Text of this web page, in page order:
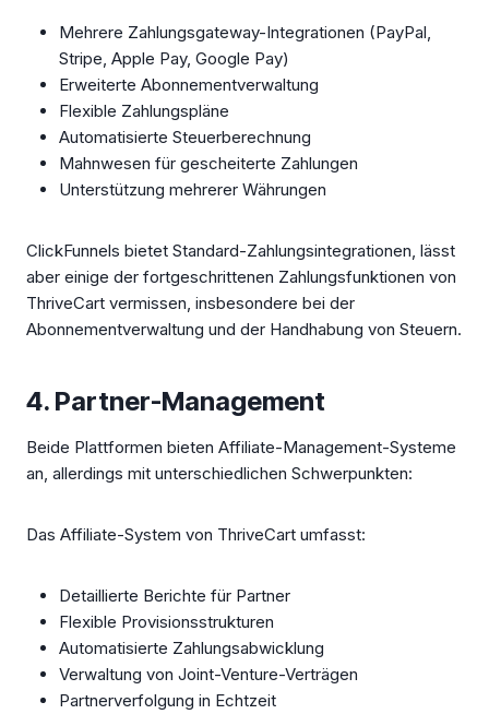
Mehrere Zahlungsgateway-Integrationen (PayPal,
Stripe, Apple Pay, Google Pay)
Erweiterte Abonnementverwaltung
Flexible Zahlungspläne
Automatisierte Steuerberechnung
Mahnwesen für gescheiterte Zahlungen
Unterstützung mehrerer Währungen
ClickFunnels bietet Standard-Zahlungsintegrationen, lässt
aber einige der fortgeschrittenen Zahlungsfunktionen von
ThriveCart vermissen, insbesondere bei der
Abonnementverwaltung und der Handhabung von Steuern.
4. Partner-Management
Beide Plattformen bieten Affiliate-Management-Systeme
an, allerdings mit unterschiedlichen Schwerpunkten:
Das Affiliate-System von ThriveCart umfasst:
Detaillierte Berichte für Partner
Flexible Provisionsstrukturen
Automatisierte Zahlungsabwicklung
Verwaltung von Joint-Venture-Verträgen
Partnerverfolgung in Echtzeit